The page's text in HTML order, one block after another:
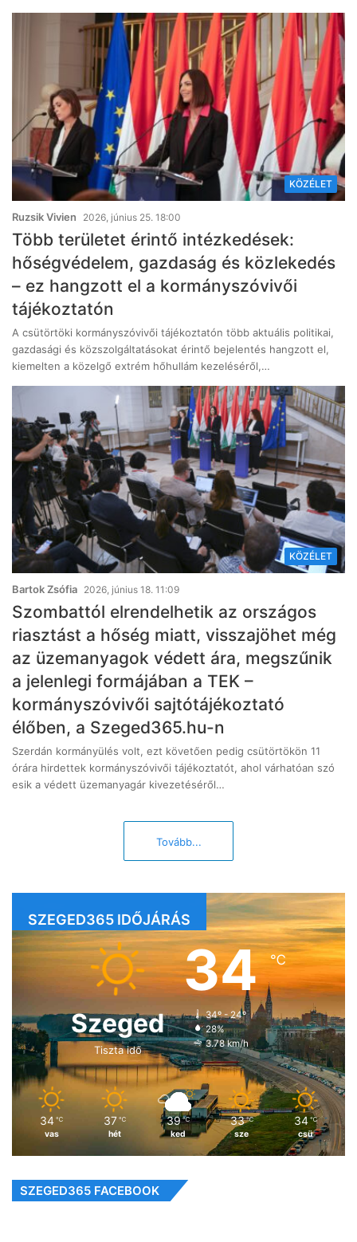
KÖZÉLET
Ruzsik Vivien 2026, június 25. 18:00
Több területet érintő intézkedések:
hőségvédelem, gazdaság és közlekedés
– ez hangzott el a kormányszóvivői
tájékoztatón
A csütörtöki kormányszóvivői tájékoztatón több aktuális politikai,
gazdasági és közszolgáltatásokat érintő bejelentés hangzott el,
kiemelten a közelgő extrém hőhullám kezeléséről,…
KÖZÉLET
Bartok Zsófia 2026, június 18. 11:09
Szombattól elrendelhetik az országos
riasztást a hőség miatt, visszajöhet még
az üzemanyagok védett ára, megszűnik
a jelenlegi formájában a TEK –
kormányszóvivői sajtótájékoztató
élőben, a Szeged365.hu-n
Szerdán kormányülés volt, ezt követően pedig csütörtökön 11
órára hirdettek kormányszóvivői tájékoztatót, ahol várhatóan szó
esik a védett üzemanyagár kivezetéséről…
Tovább...
SZEGED365 IDŐJÁRÁS
Szeged
Tiszta idő
34℃
34º - 24º
28%
3.78 km/h
34 ℃
vas
37 ℃
hét
39 ℃
ked
33 ℃
sze
34 ℃
csü
SZEGED365 FACEBOOK